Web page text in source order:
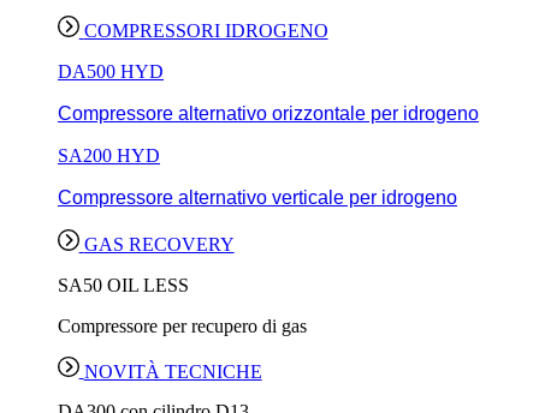
COMPRESSORI IDROGENO
DA500 HYD
Compressore alternativo orizzontale per idrogeno
SA200 HYD
Compressore alternativo verticale per idrogeno
GAS RECOVERY
SA50 OIL LESS
Compressore per recupero di gas
NOVITÀ TECNICHE